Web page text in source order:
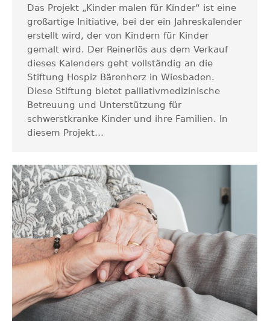
Das Projekt „Kinder malen für Kinder“ ist eine
großartige Initiative, bei der ein Jahreskalender
erstellt wird, der von Kindern für Kinder
gemalt wird. Der Reinerlös aus dem Verkauf
dieses Kalenders geht vollständig an die
Stiftung Hospiz Bärenherz in Wiesbaden.
Diese Stiftung bietet palliativmedizinische
Betreuung und Unterstützung für
schwerstkranke Kinder und ihre Familien. In
diesem Projekt…